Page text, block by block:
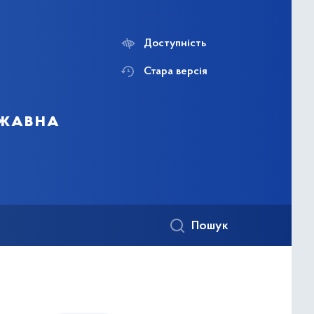
Доступність
Стара версія
Пошук